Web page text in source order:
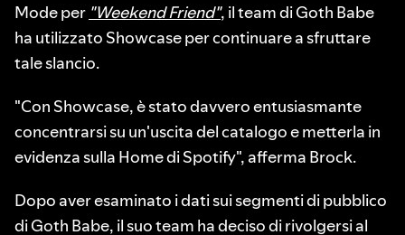
Mode per "Weekend Friend", il team di Goth Babe
ha utilizzato Showcase per continuare a sfruttare
tale slancio.
"Con Showcase, è stato davvero entusiasmante
concentrarsi su un'uscita del catalogo e metterla in
evidenza sulla Home di Spotify", afferma Brock.
Dopo aver esaminato i dati sui segmenti di pubblico
di Goth Babe, il suo team ha deciso di rivolgersi al